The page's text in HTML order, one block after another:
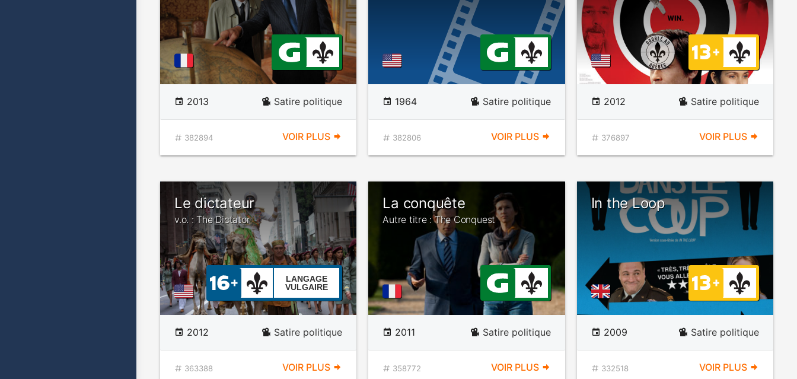
2013 Satire politique
382894 VOIR PLUS
1964 Satire politique
382806 VOIR PLUS
2012 Satire politique
376897 VOIR PLUS
Le dictateur
v.o. : The Dictator
LANGAGE
VULGAIRE
2012 Satire politique
363388 VOIR PLUS
La conquête
Autre titre : The Conquest
2011 Satire politique
358772 VOIR PLUS
In the Loop
2009 Satire politique
332518 VOIR PLUS